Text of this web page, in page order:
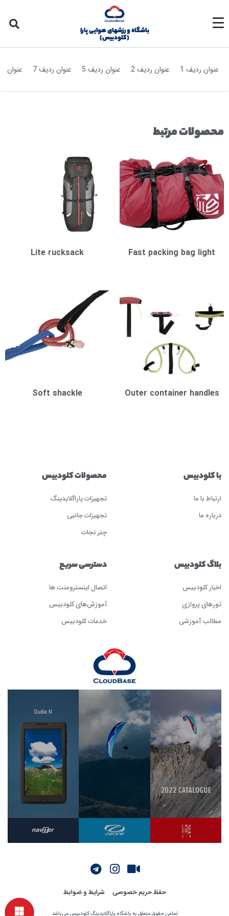
باشگاه ورزشهای هوایی پارا
(کلودبیس)
عنوان ردیف 1 عنوان ردیف 2 عنوان ردیف 5 عنوان ردیف 7 عنوان
محصولات مرتبط
Fast packing bag light
Lite rucksack
Outer container handles
Soft shackle
با کلودبیس
ارتباط با ما
درباره ما
محصولات کلودبیس
تجهیزات پاراگلایدینگ
تجهیزات جانبی
چتر نجات
بلاگ کلودبیس
اخبار کلودبیس
تورهای پروازی
مطالب آموزشی
دسترسی سریع
اتصال اینسترومنت ها
آموزش‌های کلودبیس
خدمات کلودبیس
حفظ حریم خصوصی شرایط و ضوابط
تمامی حقوق متعلق به باشگاه پاراگلایدینگ کلودبیس می‌باشد